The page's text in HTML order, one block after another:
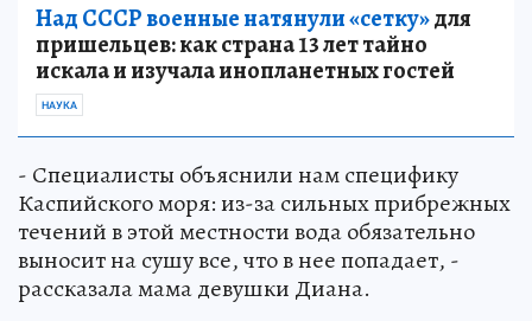
Над СССР военные натянули «сетку»для
пришельцев: как страна 13 лет тайно
искала и изучала инопланетных гостей
НАУКА
- Специалисты объяснили нам специфику
Каспийского моря: из-за сильных прибрежных
течений в этой местности вода обязательно
выносит на сушу все, что в нее попадает, -
рассказала мама девушки Диана.